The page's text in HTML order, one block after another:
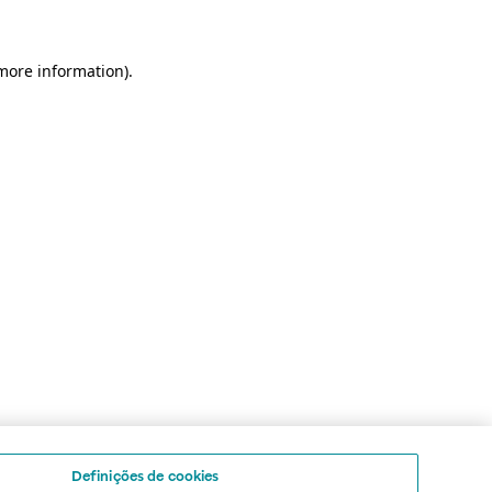
information).
Definições de cookies